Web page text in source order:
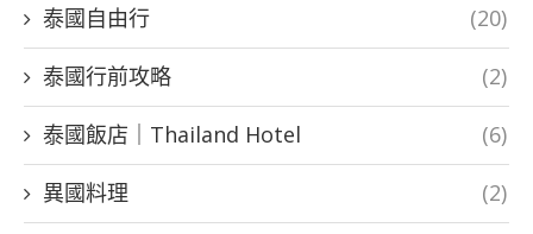
泰國自由行 (20)
泰國行前攻略 (2)
泰國飯店｜Thailand Hotel (6)
異國料理 (2)